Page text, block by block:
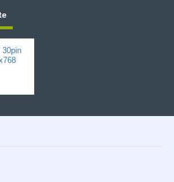
30pin